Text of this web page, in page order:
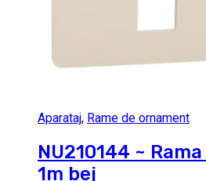
Aparataj, Rame de ornament
NU210144 ~
1m bej